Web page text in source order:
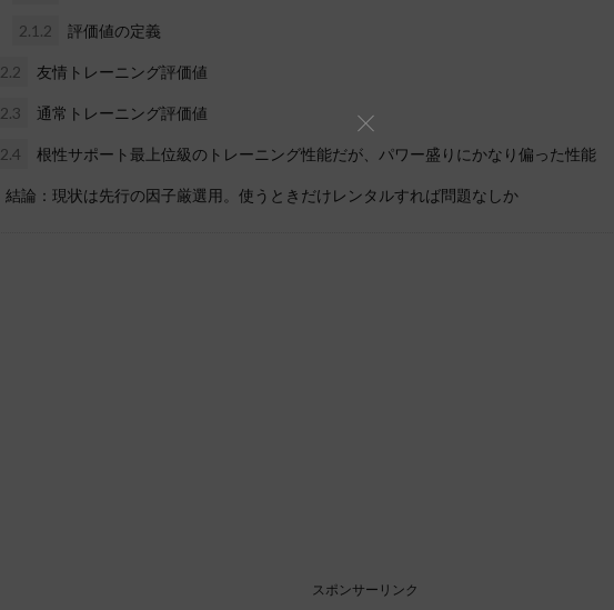
2.1.2 評価値の定義
2.2 友情トレーニング評価値
2.3 通常トレーニング評価値
2.4 根性サポート最上位級のトレーニング性能だが、パワー盛りにかなり偏った性能
結論：現状は先行の因子厳選用。使うときだけレンタルすれば問題なしか
スポンサーリンク